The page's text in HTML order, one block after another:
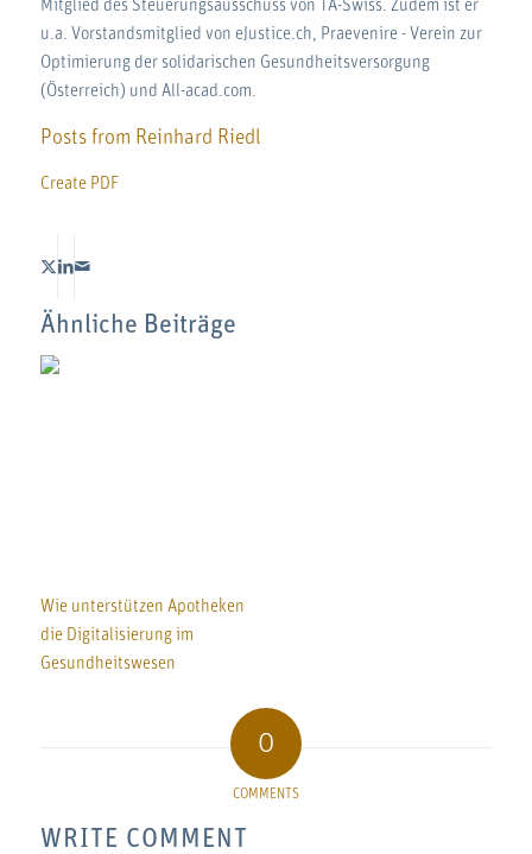
Mitglied des Steuerungsausschuss von TA-Swiss. Zudem ist er
u.a. Vorstandsmitglied von eJustice.ch, Praevenire - Verein zur
Optimierung der solidarischen Gesundheitsversorgung
(Österreich) und All-acad.com.
Posts from Reinhard Riedl
Create PDF
Ähnliche Beiträge
Wie unterstützen Apotheken
die Digitalisierung im
Gesundheitswesen
0
COMMENTS
WRITE COMMENT